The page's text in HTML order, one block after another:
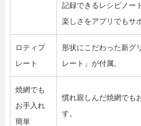
記録できるレシピノー
楽しさをアプリでもサ
ロティプ
レート
形状にこだわった新グ
レート」が付属。
焼網でも
お手入れ
簡単
慣れ親しんだ焼網でも
す。